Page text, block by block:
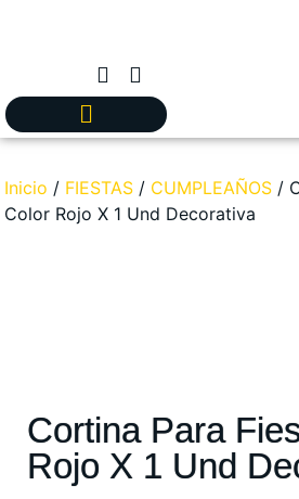
Inicio / FIESTAS / CUMPLEAÑOS /
Color Rojo X 1 Und Decorativa
Cortina Para
Rojo X 1 Und